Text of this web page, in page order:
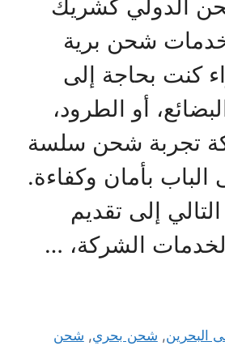
الدولي كشريك
شحن برية
كنت بحاجة إلى
أو الطرود،
تجربة شحن سلسة
الباب بأمان وكفاءة.
إلى تقديم
الشركة، …
البحرين, شحن بحري, شحن